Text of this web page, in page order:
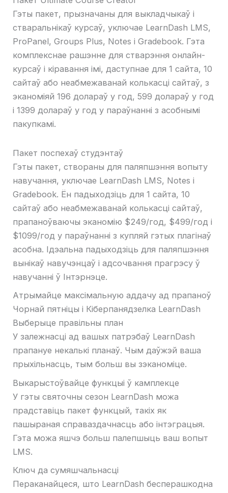
Гэты пакет, прызначаны для выкладчыкаў і
стваральнікаў курсаў, уключае LearnDash LMS,
ProPanel, Groups Plus, Notes і Gradebook. Гэта
комплекснае рашэнне для стварэння онлайн-
курсаў і кіравання імі, даступнае для 1 сайта, 10
сайтаў або неабмежаванай колькасці сайтаў, з
эканоміяй 196 долараў у год, 599 долараў у год
і 1399 долараў у год у параўнанні з асобнымі
пакупкамі.
Пакет поспехаў студэнтаў
Гэты пакет, створаны для паляпшэння вопыту
навучання, уключае LearnDash LMS, Notes і
Gradebook. Ён падыходзіць для 1 сайта, 10
сайтаў або неабмежаванай колькасці сайтаў,
прапаноўваючы эканомію $249/год, $499/год і
$1099/год у параўнанні з купляй гэтых плагінаў
асобна. Ідэальна падыходзіць для паляпшэння
вынікаў навучэнцаў і адсочвання прагрэсу ў
навучанні ў Інтэрнэце.
Атрымайце максімальную аддачу ад прапаноў
Чорнай пятніцы і Кіберпанядзелка LearnDash
Выберыце правільны план
У залежнасці ад вашых патрэбаў LearnDash
прапануе некалькі планаў. Чым даўжэй ваша
прыхільнасць, тым больш вы зэканоміце.
Выкарыстоўвайце функцыі ў камплекце
У гэты святочны сезон LearnDash можа
прадставіць пакет функцый, такіх як
пашыраная справаздачнасць або інтэграцыя.
Гэта можа яшчэ больш палепшыць ваш вопыт
LMS.
Ключ да сумяшчальнасці
Пераканайцеся, што LearnDash бесперашкодна